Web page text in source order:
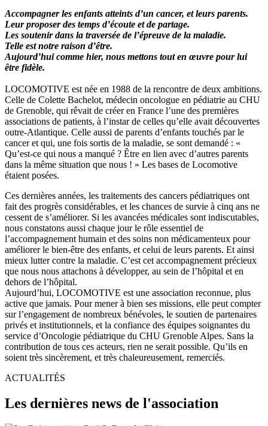
Accompagner les enfants atteints d’un cancer, et leurs parents.
Leur proposer des temps d’écoute et de partage.
Les soutenir dans la traversée de l’épreuve de la maladie.
Telle est notre raison d’être.
Aujourd’hui comme hier, nous mettons tout en œuvre pour lui
être fidèle.
LOCOMOTIVE est née en 1988 de la rencontre de deux ambitions.
Celle de Colette Bachelot, médecin oncologue en pédiatrie au CHU
de Grenoble, qui rêvait de créer en France l’une des premières
associations de patients, à l’instar de celles qu’elle avait découvertes
outre-Atlantique. Celle aussi de parents d’enfants touchés par le
cancer et qui, une fois sortis de la maladie, se sont demandé : «
Qu’est-ce qui nous a manqué ? Être en lien avec d’autres parents
dans la même situation que nous ! » Les bases de Locomotive
étaient posées.
Ces dernières années, les traitements des cancers pédiatriques ont
fait des progrès considérables, et les chances de survie à cinq ans ne
cessent de s’améliorer. Si les avancées médicales sont indiscutables,
nous constatons aussi chaque jour le rôle essentiel de
l’accompagnement humain et des soins non médicamenteux pour
améliorer le bien-être des enfants, et celui de leurs parents. Et ainsi
mieux lutter contre la maladie. C’est cet accompagnement précieux
que nous nous attachons à développer, au sein de l’hôpital et en
dehors de l’hôpital.
Aujourd’hui, LOCOMOTIVE est une association reconnue, plus
active que jamais. Pour mener à bien ses missions, elle peut compter
sur l’engagement de nombreux bénévoles, le soutien de partenaires
privés et institutionnels, et la confiance des équipes soignantes du
service d’Oncologie pédiatrique du CHU Grenoble Alpes. Sans la
contribution de tous ces acteurs, rien ne serait possible. Qu’ils en
soient très sincèrement, et très chaleureusement, remerciés.
ACTUALITÉS
Les dernières news de l'association